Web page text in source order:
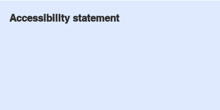
Accessibility statement